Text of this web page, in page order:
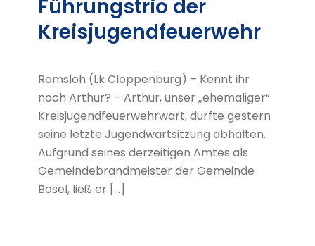
Führungstrio der
Kreisjugendfeuerwehr
Ramsloh (Lk Cloppenburg) – Kennt ihr
noch Arthur? – Arthur, unser „ehemaliger“
Kreisjugendfeuerwehrwart, durfte gestern
seine letzte Jugendwartsitzung abhalten.
Aufgrund seines derzeitigen Amtes als
Gemeindebrandmeister der Gemeinde
Bösel, ließ er […]